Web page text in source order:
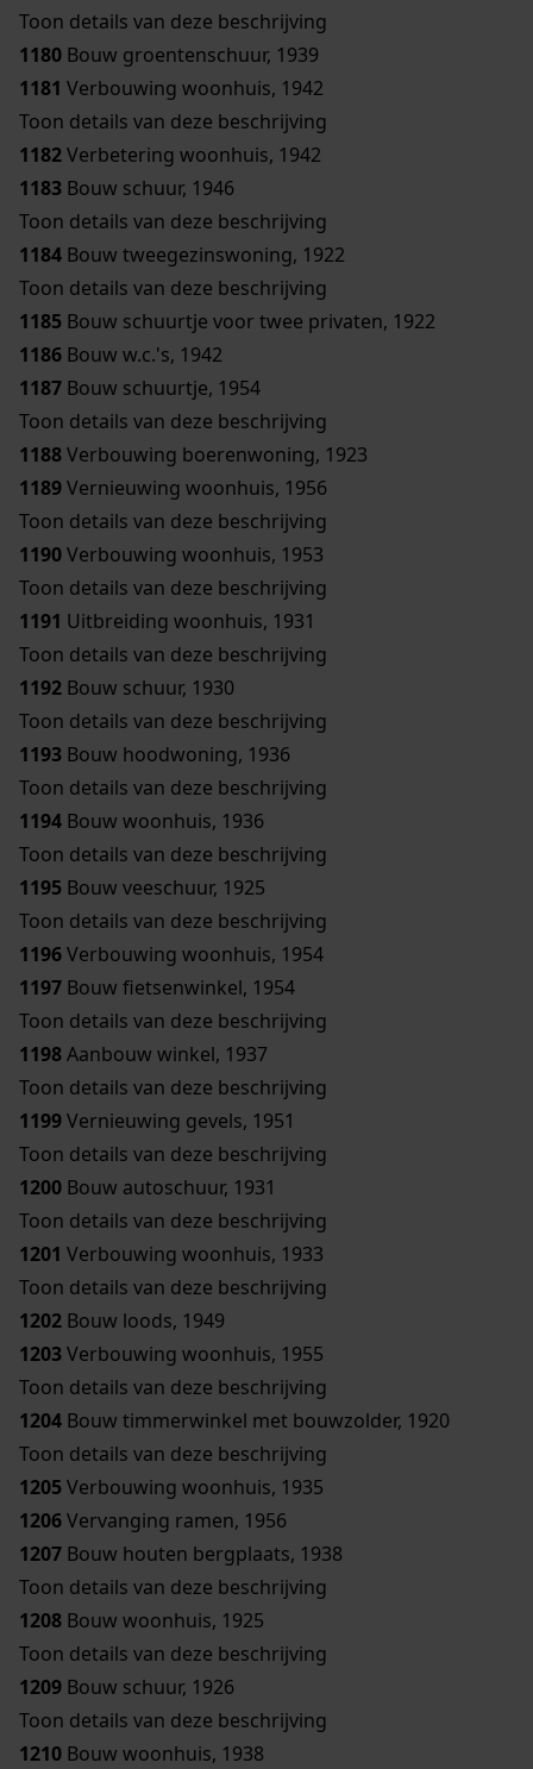
Toon details van deze beschrijving
1180 Bouw groentenschuur, 1939
1181 Verbouwing woonhuis, 1942
Toon details van deze beschrijving
1182Verbetering woonhuis, 1942
1183 Bouw schuur, 1946
Toon details van deze beschrijving
1184 Bouw tweegezinswoning, 1922
Toon details van deze beschrijving
1185 Bouw schuurtje voor twee privaten, 1922
1186 Bouw w.c.'s, 1942
1187 Bouw schuurtje, 1954
Toon details van deze beschrijving
1188Verbouwing boerenwoning, 1923
1189Vernieuwing woonhuis, 1956
Toon details van deze beschrijving
1190Verbouwing woonhuis, 1953
Toon details van deze beschrijving
1191 Uitbreiding woonhuis, 1931
Toon details van deze beschrijving
1192 Bouw schuur, 1930
Toon details van deze beschrijving
1193 Bouw hoodwoning, 1936
Toon details van deze beschrijving
1194 Bouw woonhuis, 1936
Toon details van deze beschrijving
1195 Bouw veeschuur, 1925
Toon details van deze beschrijving
1196Verbouwing woonhuis, 1954
1197 Bouw fietsenwinkel, 1954
Toon details van deze beschrijving
1198Aanbouw winkel, 1937
Toon details van deze beschrijving
1199Vernieuwing gevels, 1951
Toon details van deze beschrijving
1200 Bouw autoschuur, 1931
Toon details van deze beschrijving
1201 Verbouwing woonhuis, 1933
Toon details van deze beschrijving
1202 Bouw loods, 1949
1203Verbouwing woonhuis, 1955
Toon details van deze beschrijving
1204 Bouw timmerwinkel met bouwzolder, 1920
Toon details van deze beschrijving
1205Verbouwing woonhuis, 1935
1206Vervanging ramen, 1956
1207 Bouw houten bergplaats, 1938
Toon details van deze beschrijving
1208 Bouw woonhuis, 1925
Toon details van deze beschrijving
1209 Bouw schuur, 1926
Toon details van deze beschrijving
1210 Bouw woonhuis, 1938